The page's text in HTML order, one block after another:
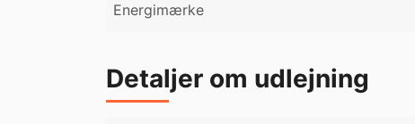
Energimærke
Detaljer om udlejning